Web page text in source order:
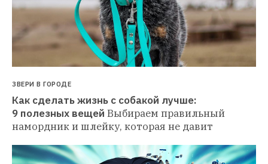
ЗВЕРИ В ГОРОДЕ
Как сделать жизнь с собакой лучше:
9 полезных вещей Выбираем правильный
намордник и шлейку, которая не давит